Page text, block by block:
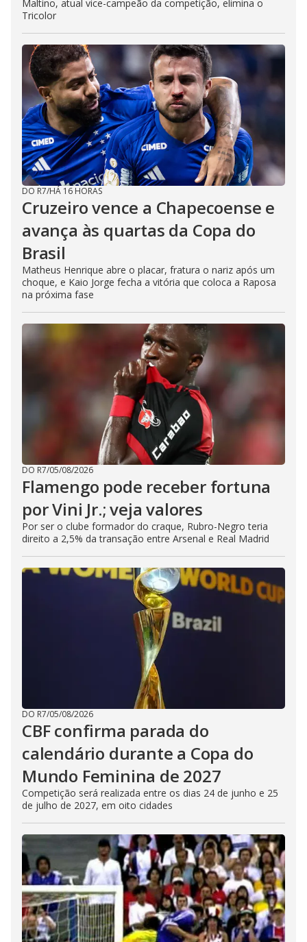
Maltino, atual vice-campeão da competição, elimina o
Tricolor
DO R7/HÁ 16 HORAS
Cruzeiro vence a Chapecoense e
avança às quartas da Copa do
Brasil
Matheus Henrique abre o placar, fratura o nariz após um
choque, e Kaio Jorge fecha a vitória que coloca a Raposa
na próxima fase
DO R7/05/08/2026
Flamengo pode receber fortuna
por Vini Jr.; veja valores
Por ser o clube formador do craque, Rubro-Negro teria
direito a 2,5% da transação entre Arsenal e Real Madrid
DO R7/05/08/2026
CBF confirma parada do
calendário durante a Copa do
Mundo Feminina de 2027
Competição será realizada entre os dias 24 de junho e 25
de julho de 2027, em oito cidades